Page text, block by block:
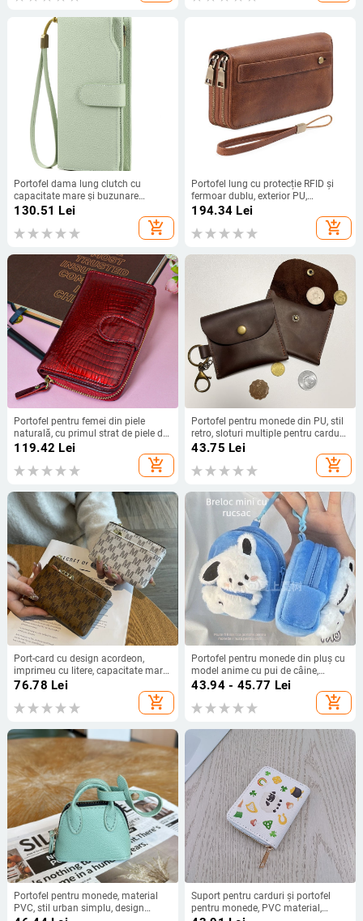
Portofel dama lung clutch cu
capacitate mare și buzunare
multiple pentru carduri (Material:
Fibre super; Model: Monocolor;
Căptușeală: Poliester; Buzunare
Mare)
130.51 Lei
add_shopping_cart
Portofel lung cu protecție RFID și
fermoar dublu, exterior PU,
căptușeală din piele de vițel, mai
multe compartimente pentru
carduri
194.34 Lei
add_shopping_cart
Portofel pentru femei din piele
naturală, cu primul strat de piele de
vită, căptușeală din piele de vită, stil
business elite, impermeabil și
antibacterian
119.42 Lei
add_shopping_cart
Portofel pentru monede din PU, stil
retro, sloturi multiple pentru carduri,
unisex
43.75 Lei
add_shopping_cart
Port-card cu design acordeon,
imprimeu cu litere, capacitate mare,
exterior PVC, căptușeală din
76.78 Lei
add_shopping_cart
Portofel pentru monede din pluș cu
model anime cu pui de câine,
unisex, căptușeală poliester,
43.94 - 45.77 Lei
add_shopping_cart
Portofel pentru monede, material
PVC, stil urban simplu, design
Suport pentru carduri și portofel
pentru monede, PVC material,